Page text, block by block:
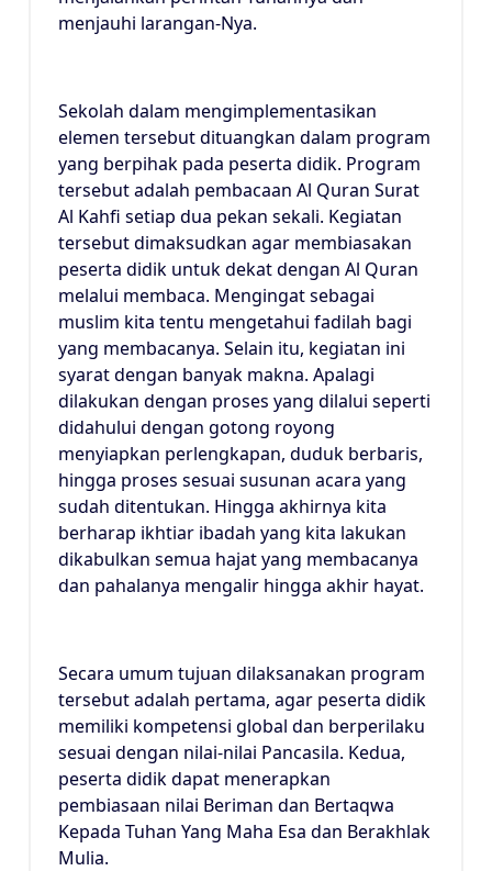
menjauhi larangan-Nya.
Sekolah dalam mengimplementasikan
elemen tersebut dituangkan dalam program
yang berpihak pada peserta didik. Program
tersebut adalah pembacaan Al Quran Surat
Al Kahfi setiap dua pekan sekali. Kegiatan
tersebut dimaksudkan agar membiasakan
peserta didik untuk dekat dengan Al Quran
melalui membaca. Mengingat sebagai
muslim kita tentu mengetahui fadilah bagi
yang membacanya. Selain itu, kegiatan ini
syarat dengan banyak makna. Apalagi
dilakukan dengan proses yang dilalui seperti
didahului dengan gotong royong
menyiapkan perlengkapan, duduk berbaris,
hingga proses sesuai susunan acara yang
sudah ditentukan. Hingga akhirnya kita
berharap ikhtiar ibadah yang kita lakukan
dikabulkan semua hajat yang membacanya
dan pahalanya mengalir hingga akhir hayat.
Secara umum tujuan dilaksanakan program
tersebut adalah pertama, agar peserta didik
memiliki kompetensi global dan berperilaku
sesuai dengan nilai-nilai Pancasila. Kedua,
peserta didik dapat menerapkan
pembiasaan nilai Beriman dan Bertaqwa
Kepada Tuhan Yang Maha Esa dan Berakhlak
Mulia.